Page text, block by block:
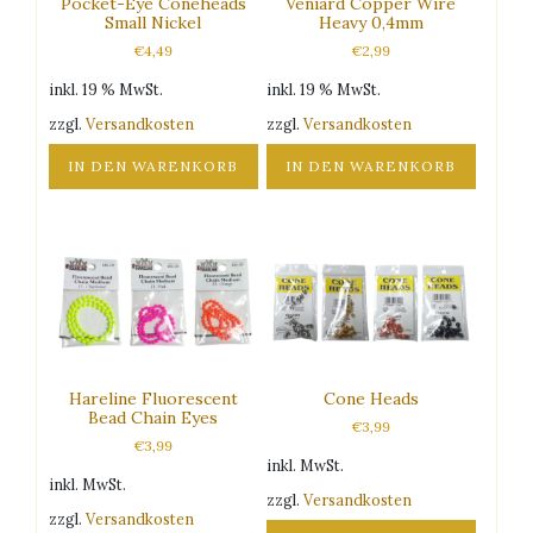
Small Nickel
€4,49
inkl. 19 % MwSt.
zzgl. Versandkosten
IN DEN WARENKORB
Heavy 0,4mm
€2,99
inkl. 19 % MwSt.
zzgl.Versandkosten
IN DEN WARENKORB
Hareline Fluorescent
Bead Chain Eyes
€3,99
inkl. MwSt.
zzgl. Versandkosten
Cone Heads
€3,99
inkl. MwSt.
zzgl.Versandkosten